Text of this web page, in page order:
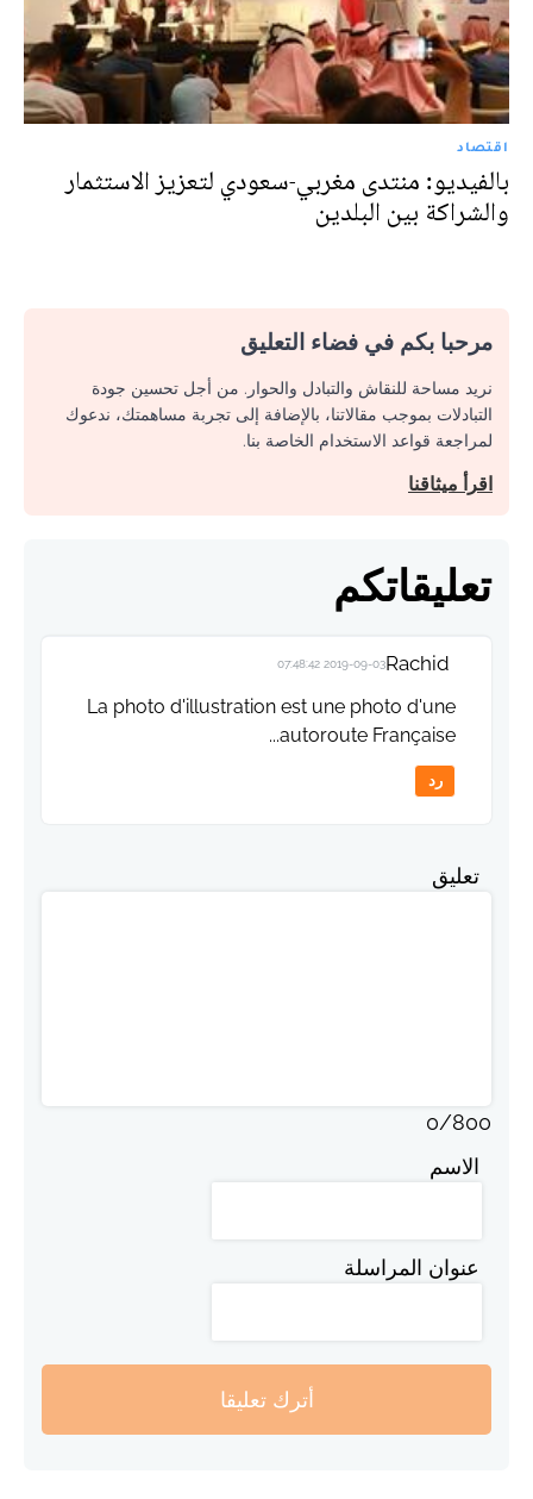
اقتصاد
بالفيديو: منتدى مغربي-سعودي لتعزيز الاستثمار
والشراكة بين البلدين
مرحبا بكم في فضاء التعليق
نريد مساحة للنقاش والتبادل والحوار. من أجل تحسين جودة
التبادلات بموجب مقالاتنا، بالإضافة إلى تجربة مساهمتك، ندعوك
لمراجعة قواعد الاستخدام الخاصة بنا.
اقرأ ميثاقنا
تعليقاتكم
Rachid
2019-09-03 07:48:42
La photo d'illustration est une photo d'une
autoroute Française...
رد
تعليق
0/800
الاسم
عنوان المراسلة
أترك تعليقا